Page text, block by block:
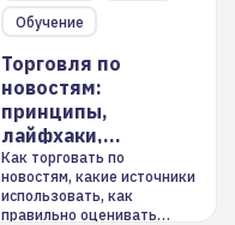
Обучение
Торговля по
новостям:
принципы,
лайфхаки,
инструменты
Как торговать по
новостям, какие источники
использовать, как
правильно оценивать